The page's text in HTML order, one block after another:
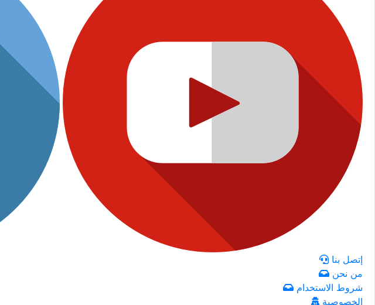
إتصل بنا
من نحن
شروط الاستخدام
الخصوصية